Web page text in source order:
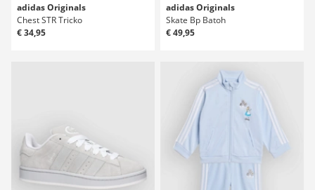
adidas Originals
Chest STR Tricko
€ 34,95
adidas Originals
Skate Bp Batoh
€ 49,95